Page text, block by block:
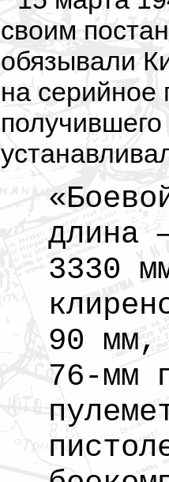
своим
обязывали
на серийное
длина
3330
90 мм,
76-мм